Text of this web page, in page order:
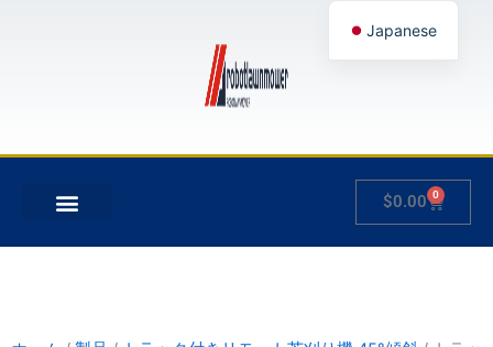
$0.00 0
Cart
Japanese
Spanish
Hungarian
Italian